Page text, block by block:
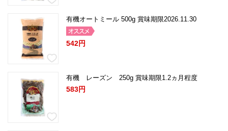
有機オートミール 500g 賞味期限2026.11.30
542円
有機 レーズン 250g 賞味期限1.2ヵ月程度
583円